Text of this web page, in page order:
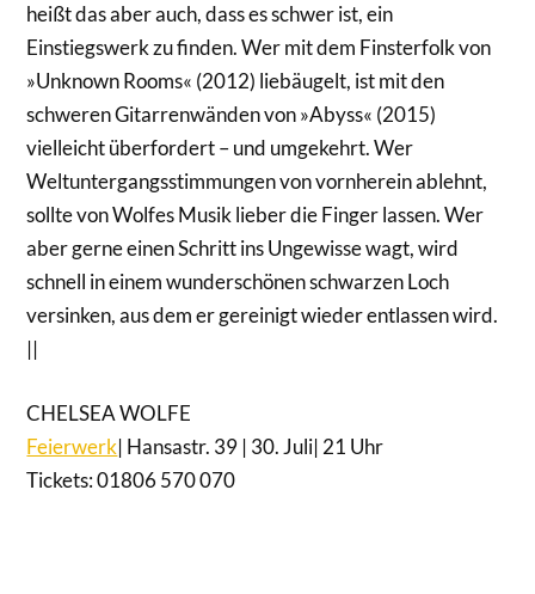
heißt das aber auch, dass es schwer ist, ein
Einstiegswerk zu finden. Wer mit dem Finsterfolk von
»Unknown Rooms« (2012) liebäugelt, ist mit den
schweren Gitarrenwänden von »Abyss« (2015)
vielleicht überfordert – und umgekehrt. Wer
Weltuntergangsstimmungen von vornherein ablehnt,
sollte von Wolfes Musik lieber die Finger lassen. Wer
aber gerne einen Schritt ins Ungewisse wagt, wird
schnell in einem wunderschönen schwarzen Loch
versinken, aus dem er gereinigt wieder entlassen wird.
||
CHELSEA WOLFE
Feierwerk| Hansastr. 39 | 30. Juli| 21 Uhr
Tickets: 01806 570 070